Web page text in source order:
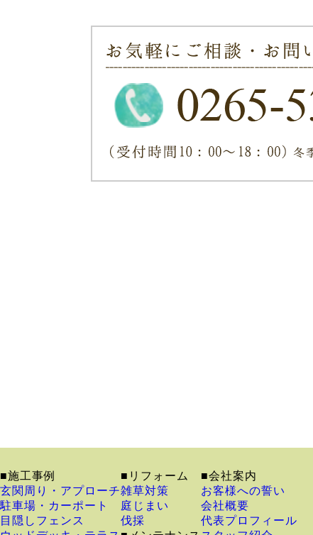
■施工事例
玄関周り・アプローチ
駐車場・カーポート
目隠しフェンス
■リフォーム
雑草対策
庭じまい
伐採
■会社案内
お客様への誓い
会社概要
代表プロフィール